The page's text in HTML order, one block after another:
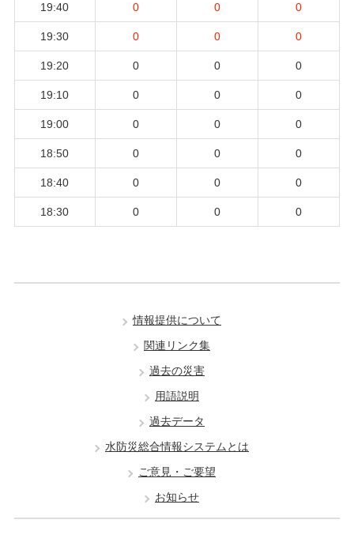
19:40 0 0 0
19:30 0 0 0
19:20 0 0 0
19:10 0 0 0
19:00 0 0 0
18:50 0 0 0
18:40 0 0 0
18:30 0 0 0
情報提供について
関連リンク集
過去の災害
用語説明
過去データ
水防災総合情報システムとは
ご意見・ご要望
お知らせ